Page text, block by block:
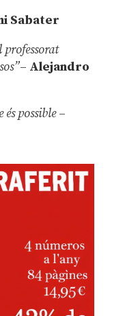
Sabater
professorat
– Alejandro
possible –